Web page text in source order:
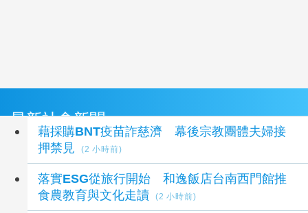
最新社會新聞
藉採購BNT疫苗詐慈濟 幕後宗教團體夫婦接
押禁見
(2 小時前)
落實ESG從旅行開始 和逸飯店台南西門館推
食農教育與文化走讀
(2 小時前)